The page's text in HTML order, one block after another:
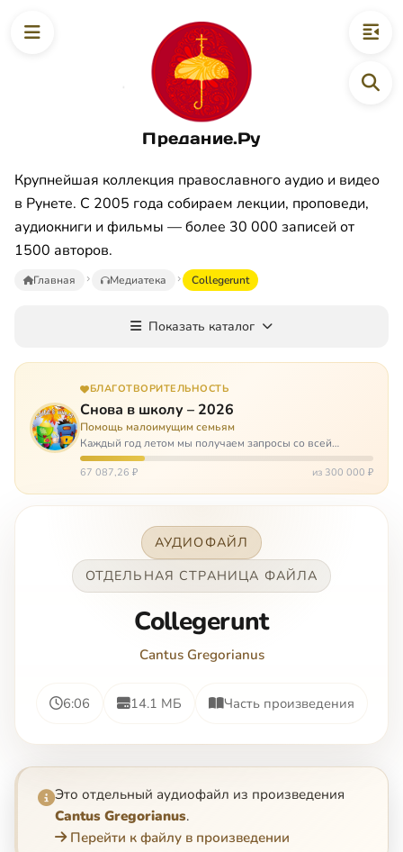
Предание.Ру
Крупнейшая коллекция православного аудио и видео
в Рунете. С 2005 года собираем лекции, проповеди,
аудиокниги и фильмы — более 30 000 записей от
1500 авторов.
Главная Медиатека Collegerunt
Показать каталог
БЛАГОТВОРИТЕЛЬНОСТЬ
Снова в школу – 2026
Помощь малоимущим семьям
Каждый год летом мы получаем запросы со всей
России: помогите собраться в школу. Семьи с больными
детьми или родителями, семьи без пап или мам,
67 087,26 ₽ из 300 000 ₽
АУДИОФАЙЛ
ОТДЕЛЬНАЯ СТРАНИЦА ФАЙЛА
Collegerunt
Cantus Gregorianus
6:06 14.1 МБ Часть произведения
Это отдельный аудиофайл из произведения
Cantus Gregorianus.
Перейти к файлу в произведении